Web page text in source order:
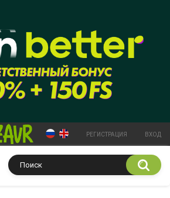
РЕГИСТРАЦИЯ ВХОД